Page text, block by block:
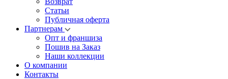
Статьи
Публичная оферта
Партнерам
Опт и франшиза
Пошив на Заказ
Наши коллекции
О компании
Контакты